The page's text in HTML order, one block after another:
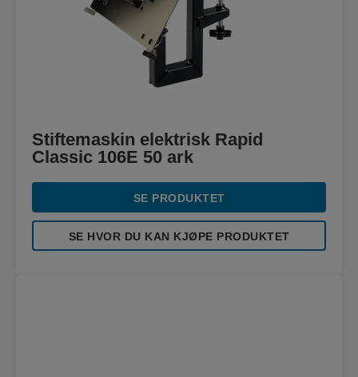
Stiftemaskin elektrisk Rapid
Classic 106E 50 ark
SE PRODUKTET
SE HVOR DU KAN KJØPE PRODUKTET